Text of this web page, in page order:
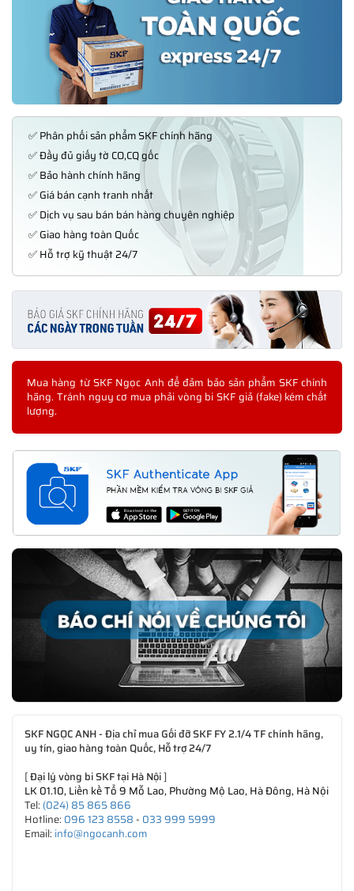
✅ Phân phối sản phẩm SKF chính hãng
✅ Đầy đủ giấy tờ CO,CQ gốc
✅ Bảo hành chính hãng
✅ Giá bán cạnh tranh nhất
✅ Dịch vụ sau bán bán hàng chuyên nghiệp
✅ Giao hàng toàn Quốc
✅ Hỗ trợ kỹ thuật 24/7
Mua hàng từ SKF Ngọc Anh để đảm bảo sản phẩm SKF chính
hãng. Tránh nguy cơ mua phải vòng bi SKF giả (fake) kém chất
lượng.
SKF NGỌC ANH - Địa chỉ mua Gối đỡ SKF FY 2.1/4 TF chính hãng,
uy tín, giao hàng toàn Quốc, Hỗ trợ 24/7
[Đại lý vòng bi SKF tại Hà Nội]
LK 01.10, Liền kề Tổ 9 Mỗ Lao, Phường Mộ Lao, Hà Đông, Hà Nội
Tel: (024) 85 865 866
Hotline: 096 123 8558- 033 999 5999
Email: info@ngocanh.com